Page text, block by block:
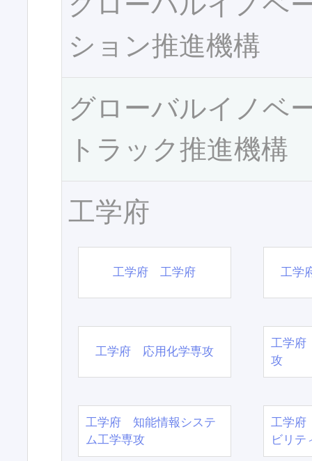
ション推進機構
グローバルイノベ
トラック推進機構
工学府
工学府 工学府 工学
工学府 応用化学専攻
工学府
攻
工学府 知能情報システ
ム工学専攻
工学府
ビリテ